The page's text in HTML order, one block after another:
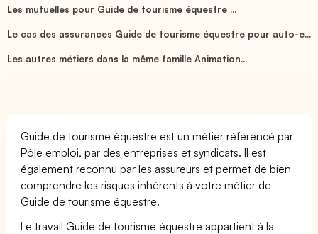
Les mutuelles pour Guide de tourisme équestre ...
Le cas des assurances Guide de tourisme équestre pour auto-e...
Les autres métiers dans la même famille Animation...
Guide de tourisme équestre est un métier référencé par
Pôle emploi, par des entreprises et syndicats. Il est
également reconnu par les assureurs et permet de bien
comprendre les risques inhérents à votre métier de
Guide de tourisme équestre.
Le travail Guide de tourisme équestre appartient à la